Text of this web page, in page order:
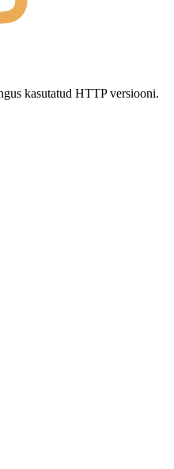
kasutatud HTTP versiooni.